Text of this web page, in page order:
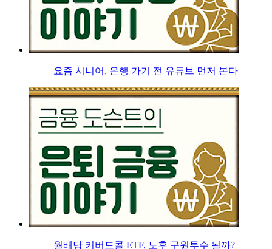
요즘 시니어, 은행 가기 전 유튜브 먼저 본다
월배당 커버드콜 ETF, 노후 구원투수 될까?